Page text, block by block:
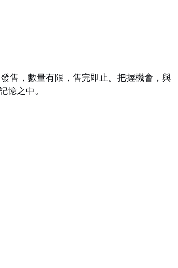
售，數量有限，售完即止。把握機會，與
憶之中。